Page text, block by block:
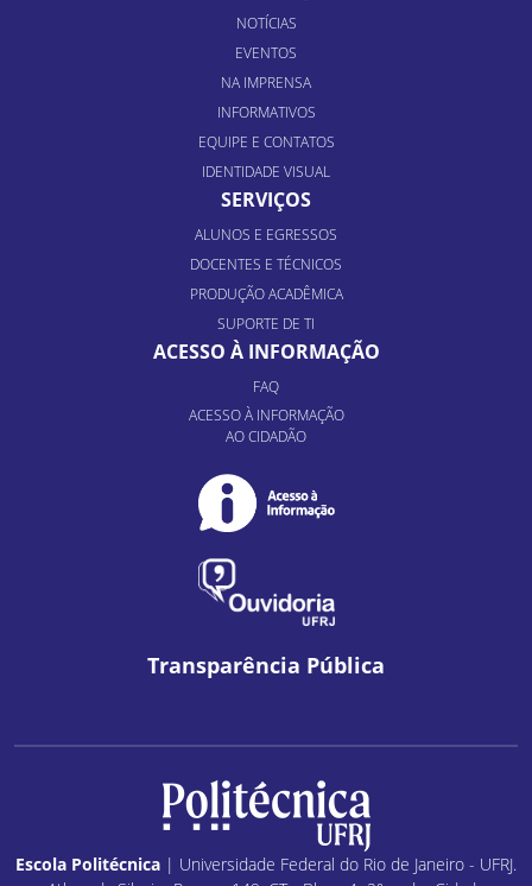
NOTÍCIAS
EVENTOS
NA IMPRENSA
INFORMATIVOS
EQUIPE E CONTATOS
IDENTIDADE VISUAL
SERVIÇOS
ALUNOS E EGRESSOS
DOCENTES E TÉCNICOS
PRODUÇÃO ACADÊMICA
SUPORTE DE TI
ACESSO À INFORMAÇÃO
FAQ
ACESSO À INFORMAÇÃO
AO CIDADÃO
Transparência Pública
Escola Politécnica | Universidade Federal do Rio de Janeiro - UFRJ.